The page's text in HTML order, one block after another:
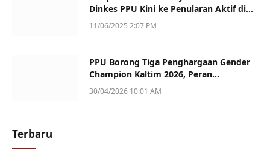
Dinkes PPU Kini ke Penularan Aktif di
Sotek
11/06/2025 2:07 PM
PPU Borong Tiga Penghargaan Gender
Champion Kaltim 2026, Peran
Perempuan Jadi Sorotan
30/04/2026 10:01 AM
Terbaru